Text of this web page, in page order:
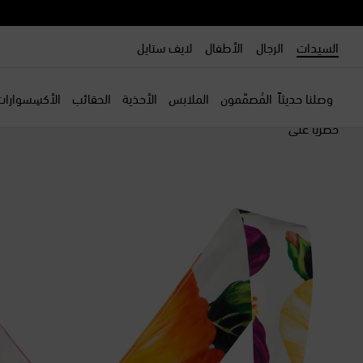
السيدات الرجال الأطفال لايف ستايل
وصلنا حديثاً المُصمّمون الملابس الأحذية الحقائب
حصرياً على